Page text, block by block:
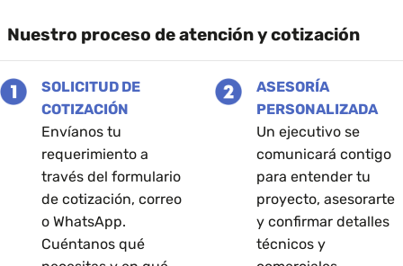
variantes.
se
pueden
elegir
página
producto
variantes.
se
pueden
página
producto
Nuestro proceso de atención y cotización
SOLICITUD DE
COTIZACIÓN
Envíanos tu
requerimiento a
través del formulario
de cotización, correo
o WhatsApp.
Cuéntanos qué
ASESORÍA
PERSONALIZADA
Un ejecutivo se
comunicará contigo
para entender tu
proyecto, asesorarte
y confirmar detalles
técnicos y